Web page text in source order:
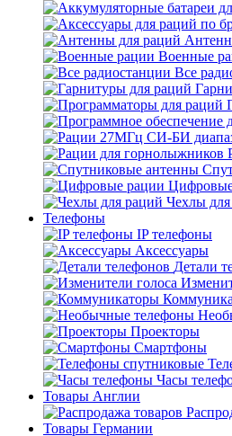
Военные
Все
Чехлы
Телефоны
IP телефоны
Аксессуары
Детали
Проекторы
Смартфоны
Часы
Товары Англии
Товары Германии